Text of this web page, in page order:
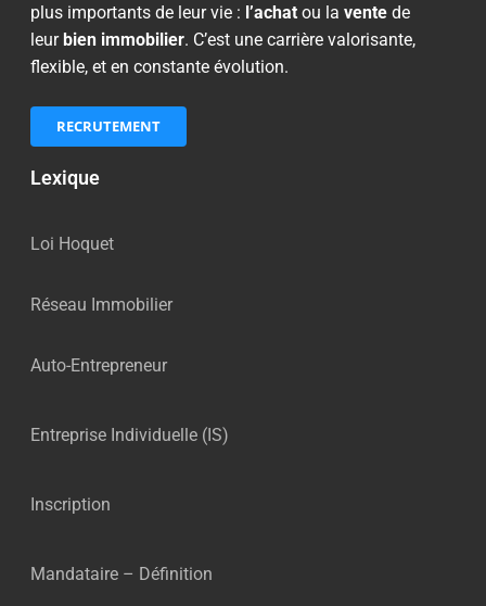
plus importants de leur vie : l’achat ou la vente de
leurbien immobilier. C’est une carrière valorisante,
flexible, et en constante évolution.
RECRUTEMENT
Lexique
Loi Hoquet
Réseau Immobilier
Auto-Entrepreneur
Entreprise Individuelle (IS)
Inscription
Mandataire – Définition